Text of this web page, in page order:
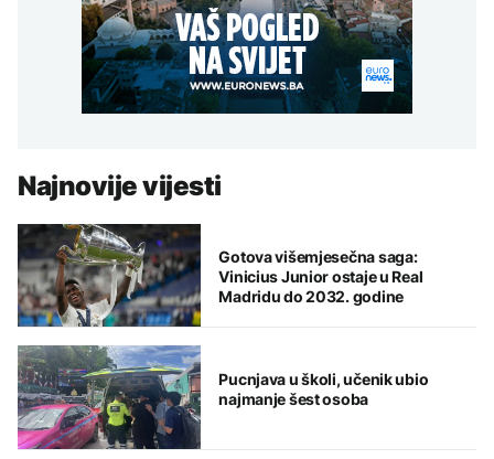
Najnovije vijesti
Gotova višemjesečna saga:
Vinicius Junior ostaje u Real
Madridu do 2032. godine
Pucnjava u školi, učenik ubio
najmanje šest osoba